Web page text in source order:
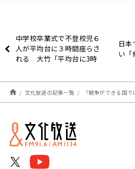
中学校卒業式で不登校児６
人が平均台に３時間座らさ
れる 大竹「平均台に3時
日本
い「
文化放送の記事一覧 「戦争ができる国ではな